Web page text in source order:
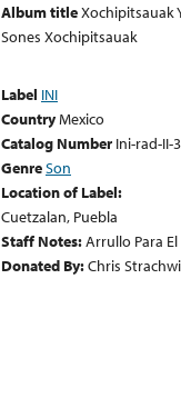
Album titleXochipitsauak
Sones Xochipitsauak
Label INI
CountryMexico
Catalog Number Ini-rad-II-
GenreSon
Location of Label:
Cuetzalan, Puebla
Staff Notes:Arrullo Para
Donated By:Chris